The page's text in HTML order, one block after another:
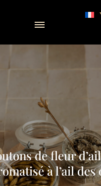
de fleur
à l’ail des